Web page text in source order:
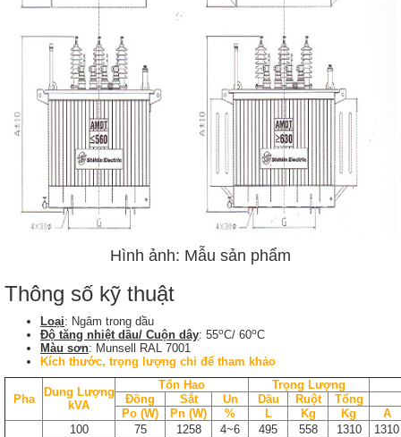
Hình ảnh: Mẫu sản phẩm
Thông số kỹ thuật
Loại: Ngâm trong dầu
Độ tăng nhiệt dầu/ Cuộn dây: 55oC/ 60oC
Màu sơn: Munsell RAL 7001
Kích thước, trọng lượng chỉ để tham khảo
Pha
Dung Lượng
kVA
Tổn Hao
Trọng Lượng
Đồng
Sắt Un Dầu Ruột
Tổng
Po (W)
Pn (W) % L Kg Kg A
100 75 1258 4~6 495 558 1310
1310